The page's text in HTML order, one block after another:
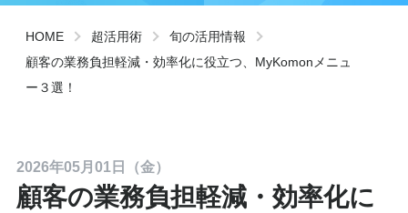
HOME 超活用術
旬の活用情報
顧客の業務負担軽減・効率化に役立つ、MyKomonメニュ
ー３選！
2026年05月01日（金）
顧客の業務負担軽減・効率化に